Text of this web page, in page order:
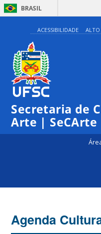
BRASIL
ACESSIBILIDADE ALTO
Secretaria de
Arte | SeCArte
Agenda